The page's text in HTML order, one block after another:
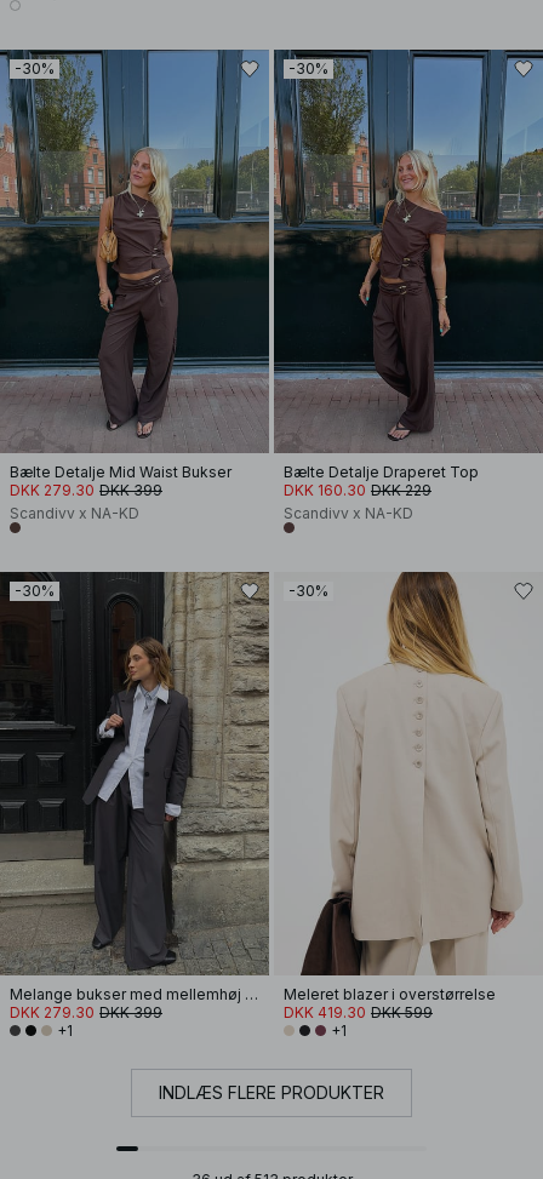
-30%
Bælte Detalje Mid Waist Bukser
DKK 279.30 DKK 399
Scandivv x NA-KD
-30%
Bælte Detalje Draperet Top
DKK 160.30 DKK 229
Scandivv x NA-KD
-30%
Melange bukser med mellemhøj talje
DKK 279.30 DKK 399
+1
-30%
Meleret blazer i overstørrelse
DKK 419.30 DKK 599
+1
INDLÆS FLERE PRODUKTER